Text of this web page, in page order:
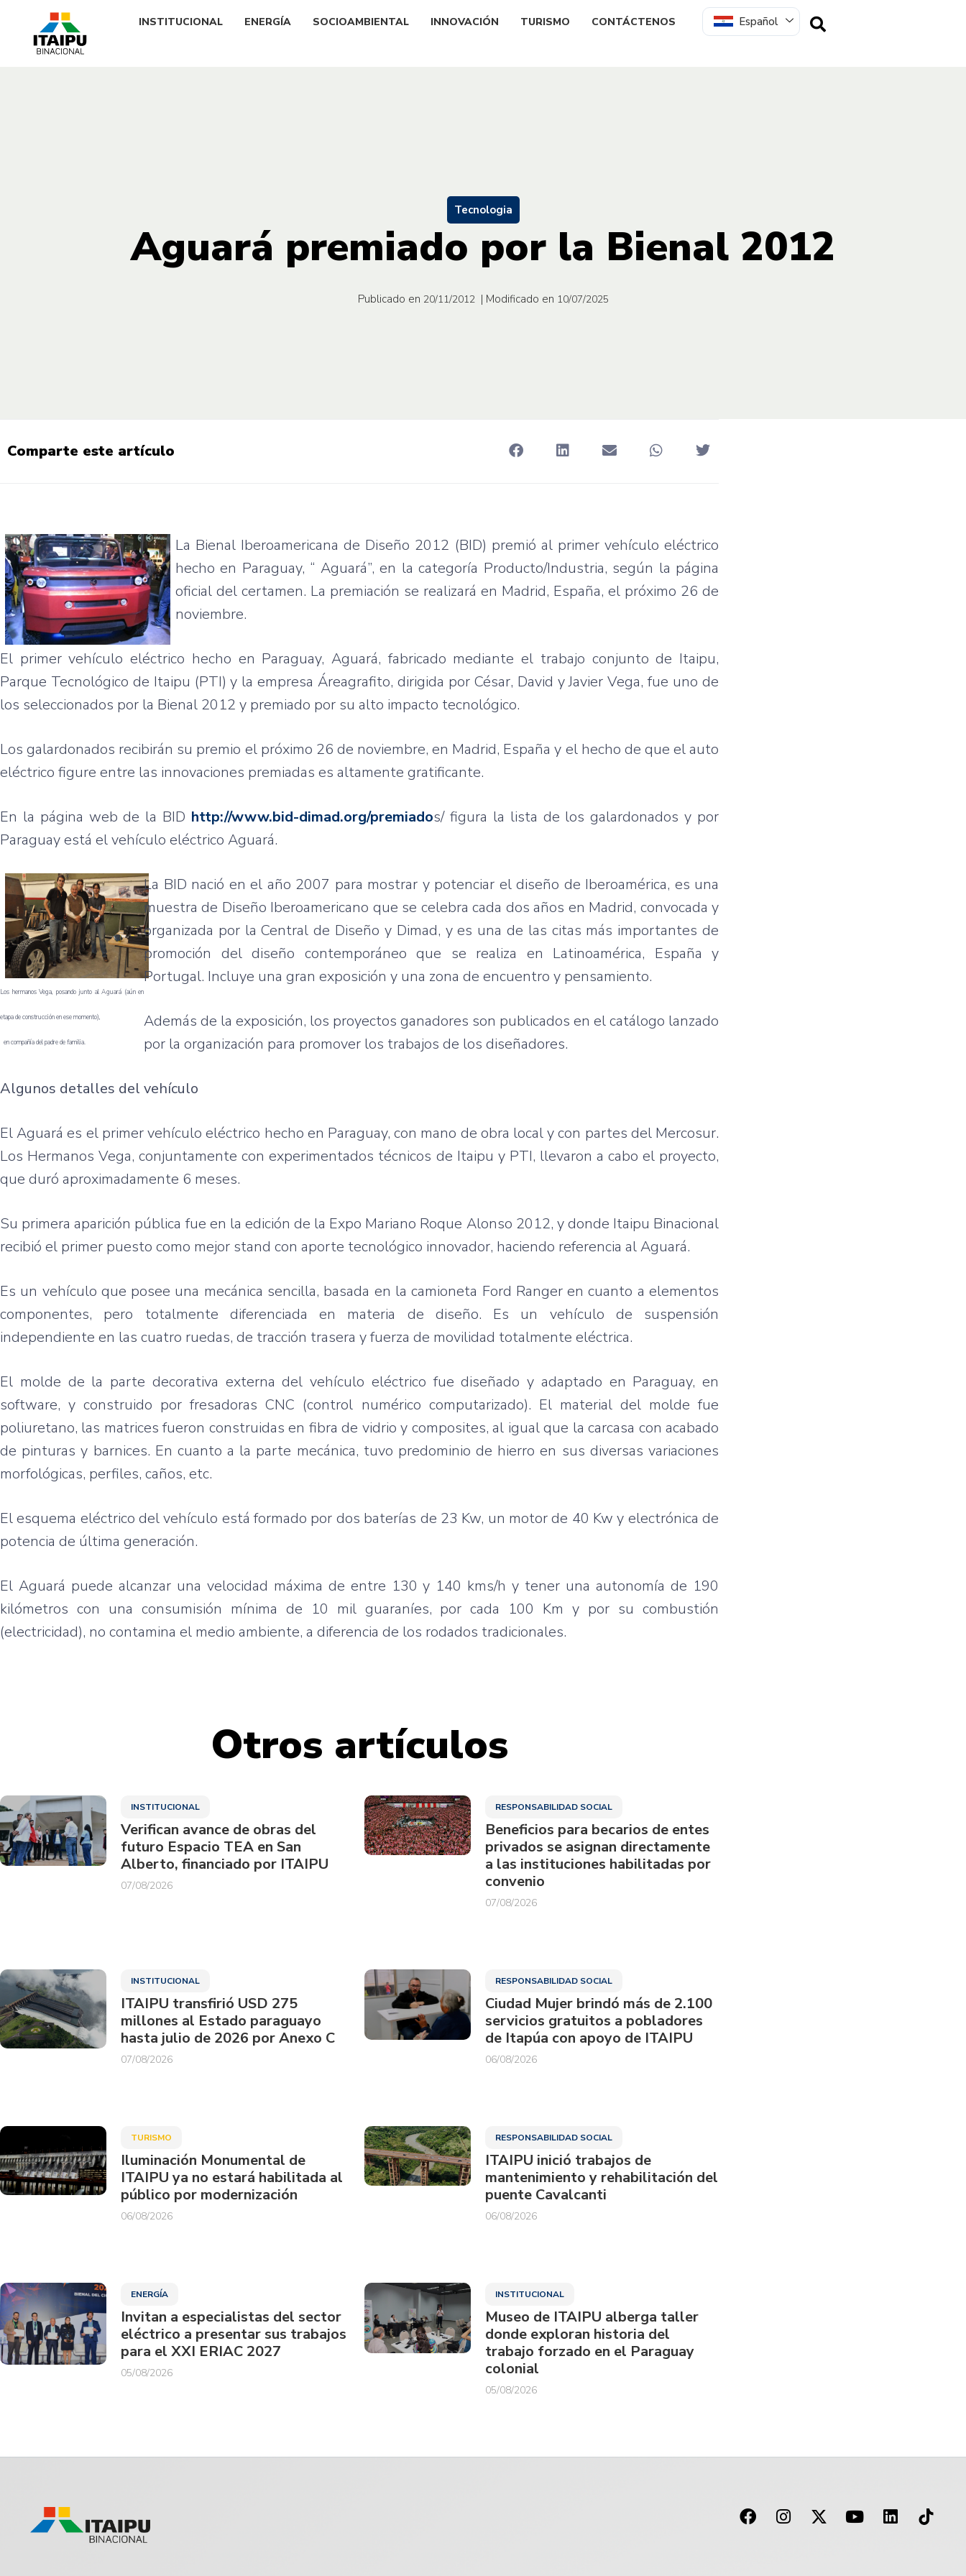
INSTITUCIONAL ENERGÍA SOCIOAMBIENTAL INNOVACIÓN TURISMO CONTÁCTENOS Español
Tecnologia
Aguará premiado por la Bienal 2012
Publicado en 20/11/2012 | Modificado en 10/07/2025
Comparte este artículo
La Bienal Iberoamericana de Diseño 2012 (BID) premió al primer vehículo eléctrico
hecho en Paraguay, “ Aguará”, en lacategoría Producto/Industria, según la página
oficial del certamen. La premiación se realizará en Madrid, España, el próximo 26 de
noviembre.
El primervehículo eléctrico hecho en Paraguay,Aguará,fabricado mediante el trabajo conjunto de Itaipu,
Parque Tecnológico de Itaipu (PTI) y laempresa Áreagrafito,dirigida por César, David y Javier Vega,fue uno de
los seleccionados por la Bienal 2012 y premiado por su alto impacto tecnológico.
Losgalardonados recibirán su premio el próximo 26 de noviembre, en Madrid, España y el hecho de que el auto
eléctrico figure entre las innovaciones premiadas es altamente gratificante.
En la página web de la BID http://www.bid-dimad.org/premiados/ figura la lista de losgalardonados y por
Paraguayestá elvehículo eléctrico Aguará.
Los hermanosVega, posando junto al Aguará (aúnen
etapadeconstrucciónenesemomento),
encompañíadel padre defamilia.
La BID nació en el año 2007 para mostrar y potenciar el diseño de Iberoamérica, es una
muestra de Diseño Iberoamericano que se celebra cada dosaños en Madrid, convocada y
organizada porla Central de Diseño y Dimad, yes una de las citas más importantes de
promoción del diseño contemporáneo que se realiza en Latinoamérica, España y
Portugal. Incluye una gran exposición y una zona de encuentro y pensamiento.
Además de la exposición, los proyectos ganadores son publicados en elcatálogo lanzado
por la organización para promover los trabajos de los diseñadores.
Algunos detalles del vehículo
ElAguará es el primervehículo eléctrico hecho en Paraguay, con mano de obra local y con partes del Mercosur.
Los Hermanos Vega,conjuntamente conexperimentados técnicos de Itaipu y PTI, llevaron a cabo el proyecto,
que duró aproximadamente 6 meses.
Su primera aparición pública fue en la edición de la Expo Mariano Roque Alonso 2012, ydonde Itaipu Binacional
recibió el primer puesto como mejor stand con aporte tecnológico innovador, haciendo referencia alAguará.
Es un vehículo que posee una mecánica sencilla, basada en lacamioneta Ford Ranger encuanto aelementos
componentes, pero totalmente diferenciada en materia de diseño. Es un vehículo de suspensión
independiente en las cuatro ruedas, de tracción trasera yfuerza de movilidad totalmente eléctrica.
El molde de la parte decorativa externa del vehículo eléctrico fue diseñado y adaptado en Paraguay, en
software, y construido por fresadoras CNC (control numérico computarizado). El material del moldefue
poliuretano, las matrices fueron construidas en fibra de vidrio y composites, al igualque la carcasa con acabado
de pinturas y barnices. En cuanto a la parte mecánica, tuvo predominio de hierro en sus diversas variaciones
morfológicas, perfiles, caños, etc.
El esquema eléctrico del vehículo está formado por dos baterías de 23 Kw, un motor de 40 Kw y electrónica de
potencia de última generación.
El Aguará puede alcanzar una velocidad máxima de entre 130 y 140 kms/h y tener una autonomía de 190
kilómetros con una consumisión mínima de 10 mil guaraníes, por cada 100 Km y por su combustión
(electricidad), no contamina el medio ambiente, a diferencia de los rodados tradicionales.
Otros artículos
INSTITUCIONAL
Verifican avance de obras del
futuro Espacio TEA en San
Alberto, financiado por ITAIPU
07/08/2026
RESPONSABILIDAD SOCIAL
Beneficios para becarios de entes
privados se asignan directamente
a las instituciones habilitadas por
convenio
07/08/2026
INSTITUCIONAL
ITAIPU transfirió USD 275
millones al Estado paraguayo
hasta julio de 2026 por Anexo C
07/08/2026
RESPONSABILIDAD SOCIAL
Ciudad Mujer brindó más de 2.100
servicios gratuitos a pobladores
de Itapúa con apoyo de ITAIPU
06/08/2026
TURISMO
Iluminación Monumental de
ITAIPU ya no estará habilitada al
público por modernización
06/08/2026
RESPONSABILIDAD SOCIAL
ITAIPU inició trabajos de
mantenimiento y rehabilitación del
puente Cavalcanti
06/08/2026
ENERGÍA
Invitan a especialistas del sector
eléctrico a presentar sus trabajos
para el XXI ERIAC 2027
05/08/2026
INSTITUCIONAL
Museo de ITAIPU alberga taller
donde exploran historia del
trabajo forzado en el Paraguay
colonial
05/08/2026